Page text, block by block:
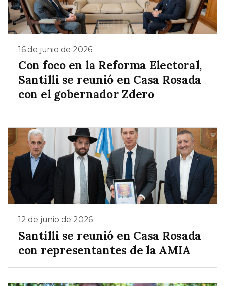
16 de junio de 2026
Con foco en la Reforma Electoral,
Santilli se reunió en Casa Rosada
con el gobernador Zdero
12 de junio de 2026
Santilli se reunió en Casa Rosada
con representantes de la AMIA